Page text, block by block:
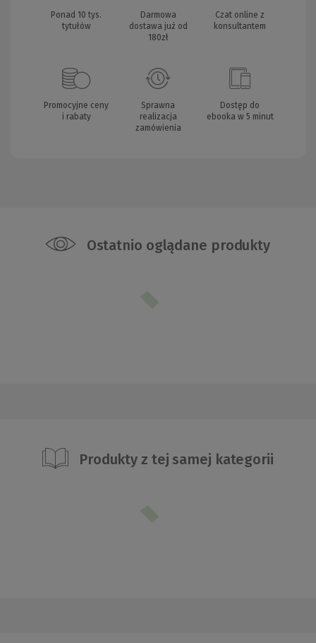
Ponad 10 tys.
tytułów
Darmowa
dostawa już od
180zł
Czat online z
konsultantem
Promocyjne ceny
i rabaty
Sprawna
realizacja
zamówienia
Dostęp do
ebooka w 5 minut
Ostatnio oglądane produkty
Produkty z tej samej kategorii